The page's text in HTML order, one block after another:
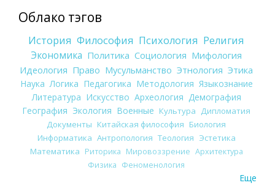
Облако тэгов
История Философия Психология Религия
Экономика Политика Социология Мифология
Идеология Право Мусульманство Этнология Этика
Наука Логика Педагогика Методология Языкознание
Литература Искусство Археология Демография
География Экология Военные Культура
Дипломатия
Документы Китайская философия Биология
Информатика Антропология Теология Эстетика
Математика Риторика Мировоззрение Архитектура
Физика Феноменология
Еще